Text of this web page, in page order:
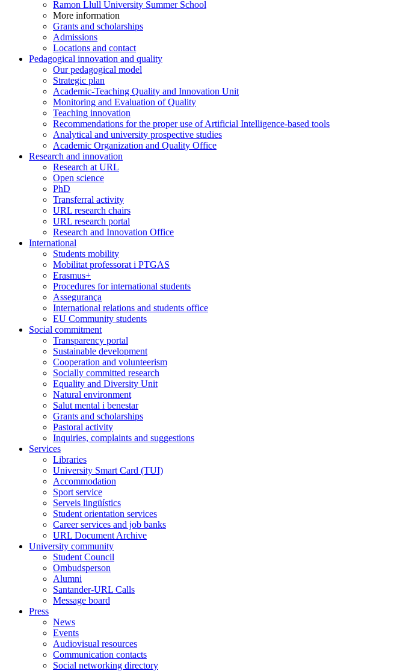
Ramon Llull University Summer School
More information
Grants and scholarships
Admissions
Locations and contact
Pedagogical innovation and quality
Our pedagogical model
Strategic plan
Academic-Teaching Quality and Innovation Unit
Monitoring and Evaluation of Quality
Teaching innovation
Recommendations for the proper use of Artificial Intelligence-based tools
Analytical and university prospective studies
Academic Organization and Quality Office
Research and innovation
Research at URL
Open science
PhD
Transferral activity
URL research chairs
URL research portal
Research and Innovation Office
International
Students mobility
Mobilitat professorat i PTGAS
Erasmus+
Procedures for international students
Assegurança
International relations and students office
EU Community students
Social commitment
Transparency portal
Sustainable development
Cooperation and volunteerism
Socially committed research
Equality and Diversity Unit
Natural environment
Salut mental i benestar
Grants and scholarships
Pastoral activity
Inquiries, complaints and suggestions
Services
Libraries
University Smart Card (TUI)
Accommodation
Sport service
Serveis lingüístics
Student orientation services
Career services and job banks
URL Document Archive
University community
Student Council
Ombudsperson
Alumni
Santander-URL Calls
Message board
Press
News
Events
Audiovisual resources
Communication contacts
Social networking directory